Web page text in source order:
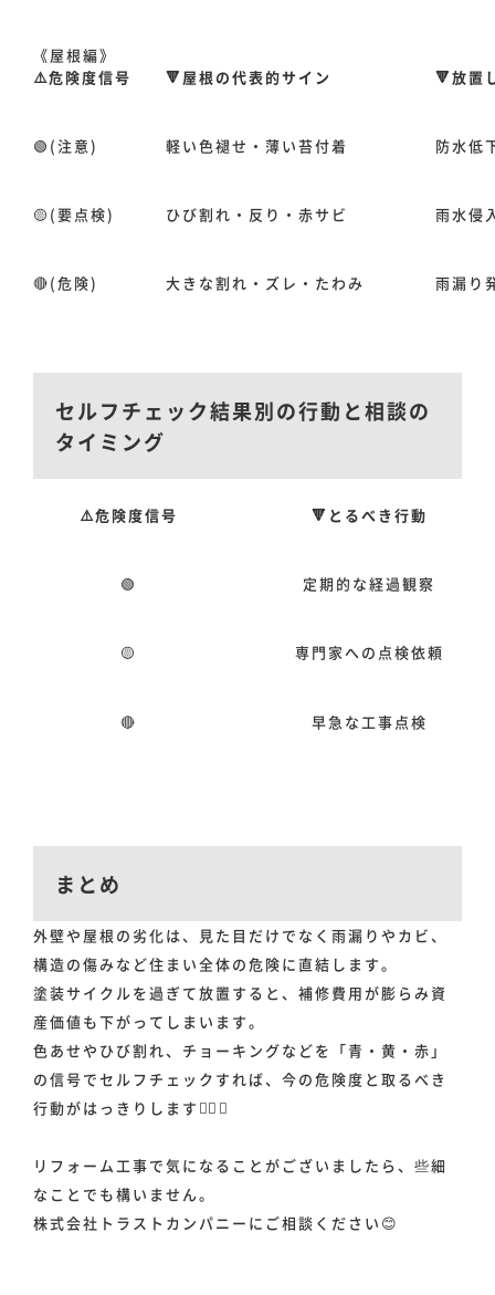
《屋根編》
⚠️危険度信号
🔻屋根の代表的サイン 🔻放置
🟢(注意) 軽い色褪せ・薄い苔付着 防水低
🟡(要点検) ひび割れ・反り・赤サビ 雨水侵
🔴(危険) 大きな割れ・ズレ・たわみ 雨漏り
セルフチェック結果別の行動と相談の
タイミング
⚠️危険度信号 🔻とるべき行動
🟢 定期的な経過観察
🟡 専門家への点検依頼
🔴 早急な工事点検
まとめ
外壁や屋根の劣化は、見た目だけでなく雨漏りやカビ、
構造の傷みなど住まい全体の危険に直結します。
塗装サイクルを過ぎて放置すると、補修費用が膨らみ資
産価値も下がってしまいます。
色あせやひび割れ、チョーキングなどを「青・黄・赤」
の信号でセルフチェックすれば、今の危険度と取るべき
行動がはっきりします💁‍♂️✨
リフォーム工事で気になることがございましたら、些細
なことでも構いません。
株式会社トラストカンパニーにご相談ください😊
お問い合わせ